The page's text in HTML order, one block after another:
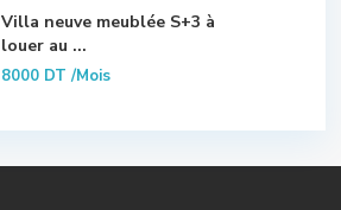
Villa neuve meublée S+3 à
louer au ...
8000 DT/Mois